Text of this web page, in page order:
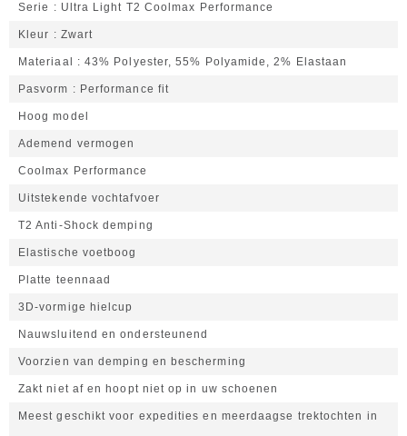
Serie Ultra Light T2 Coolmax Performance
Kleur Zwart
Materiaal 43% Polyester, 55% Polyamide, 2% Elastaan
Pasvorm Performance fit
Hoog model
Ademend vermogen
Coolmax Performance
Uitstekende vochtafvoer
T2 Anti-Shock demping
Elastische voetboog
Platte teennaad
3D-vormige hielcup
Nauwsluitend en ondersteunend
Voorzien van demping en bescherming
Zakt niet af en hoopt niet op in uw schoenen
Meest geschikt voor expedities en meerdaagse trektochten in